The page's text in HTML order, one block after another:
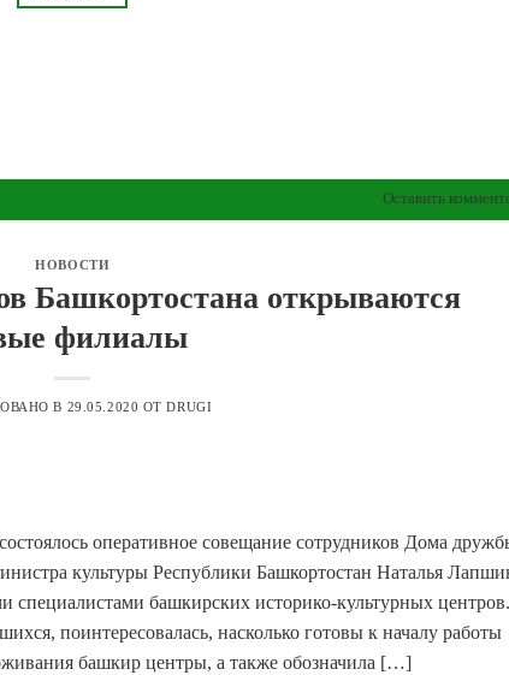
Оставить
НОВОСТИ
Башкортостана открываются
филиалы
В 29.05.2020 ОТDRUGI
оперативное совещание сотрудников Дома
культуры Республики Башкортостан Наталья
башкирских историко-культурных центров.
поинтересовалась, насколько готовы к началу работы
башкир центры, а также обозначила […]